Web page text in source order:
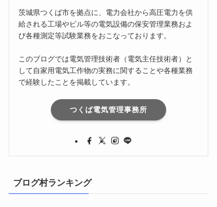
茨城県つくば市を拠点に、電力会社から高圧電力を供
給される工場やビル等の電気設備の保安管理業務およ
び各種測定等試験業務をおこなっております。
このブログでは電気管理技術者（電気主任技術者）と
して自家用電気工作物の実務に関することや各種業務
で経験したことを掲載しています。
つくば電気管理事務所
ブログ村ランキング